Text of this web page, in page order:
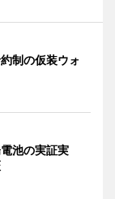
制の仮装ウォ
池の実証実